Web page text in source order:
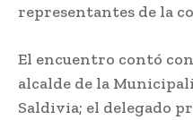
representantes de la
El encuentro contó
alcalde de la
Saldivia; el delegado